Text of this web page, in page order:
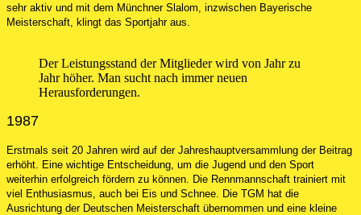
sehr aktiv und mit dem Münchner Slalom, inzwischen Bayerische
Meisterschaft, klingt das Sportjahr aus.
Der Leistungsstand der Mitglieder wird von Jahr zu
Jahr höher. Man sucht nach immer neuen
Herausforderungen.
1987
Erstmals seit 20 Jahren wird auf der Jahreshauptversammlung der Beitrag
erhöht. Eine wichtige Entscheidung, um die Jugend und den Sport
weiterhin erfolgreich fördern zu können. Die Rennmannschaft trainiert mit
viel Enthusiasmus, auch bei Eis und Schnee. Die TGM hat die
Ausrichtung der Deutschen Meisterschaft übernommen und eine kleine